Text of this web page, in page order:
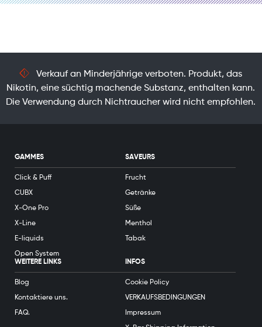
Verkauf an Minderjährige verboten. Produkt, das
Nikotin, eine süchtig machende Substanz, enthalten kann.
Die Verwendung durch Nichtraucher wird nicht empfohlen.
GAMMES
Click & Puff
CUBX
X-One Pro
X-Line
E-liquids
Open System
SAVEURS
Frucht
Getränke
Süße
Menthol
Tabak
WEITERE LINKS
Blog
Kontaktiere uns.
FAQ.
INFOS
Cookie Policy
VERKAUFSBEDINGUNGEN
Impressum